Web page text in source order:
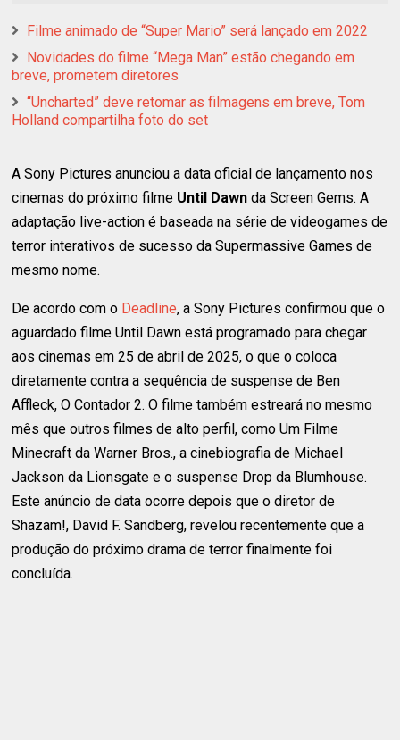
Filme animado de “Super Mario” será lançado em 2022
Novidades do filme “Mega Man” estão chegando em
breve, prometem diretores
“Uncharted” deve retomar as filmagens em breve, Tom
Holland compartilha foto do set
A Sony Pictures anunciou a data oficial de lançamento nos
cinemas do próximo filme Until Dawn da Screen Gems. A
adaptação live-action é baseada na série de videogames de
terror interativos de sucesso da Supermassive Games de
mesmo nome.
De acordo com o Deadline, a Sony Pictures confirmou que o
aguardado filme Until Dawn está programado para chegar
aos cinemas em 25 de abril de 2025, o que o coloca
diretamente contra a sequência de suspense de Ben
Affleck, O Contador 2. O filme também estreará no mesmo
mês que outros filmes de alto perfil, como Um Filme
Minecraft da Warner Bros., a cinebiografia de Michael
Jackson da Lionsgate e o suspense Drop da Blumhouse.
Este anúncio de data ocorre depois que o diretor de
Shazam!, David F. Sandberg, revelou recentemente que a
produção do próximo drama de terror finalmente foi
concluída.